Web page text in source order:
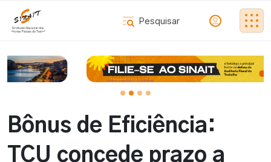
Bônus de Eficiência:
TCU concede prazo a